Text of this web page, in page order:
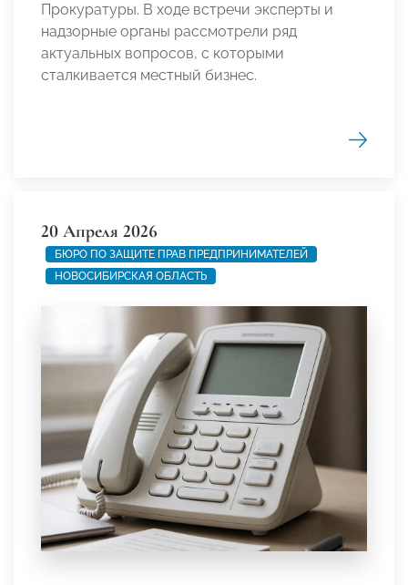
Прокуратуры. В ходе встречи эксперты и
надзорные органы рассмотрели ряд
актуальных вопросов, с которыми
сталкивается местный бизнес.
20 Апреля 2026
БЮРО ПО ЗАЩИТЕ ПРАВ ПРЕДПРИНИМАТЕЛЕЙ
НОВОСИБИРСКАЯ ОБЛАСТЬ